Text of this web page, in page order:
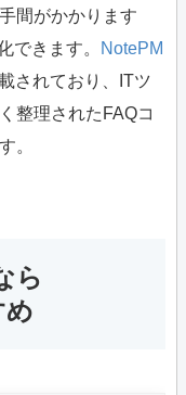
間がかかります
できます。
NotePM
されており、ITツ
整理されたFAQコ
。
ら
め